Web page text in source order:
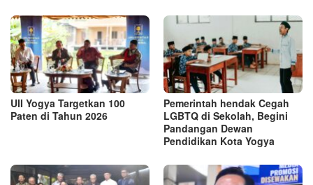
UII Yogya Targetkan 100
Paten di Tahun 2026
Pemerintah hendak Cegah
LGBTQ di Sekolah, Begini
Pandangan Dewan
Pendidikan Kota Yogya